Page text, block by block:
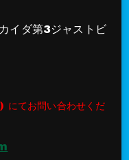
イダ第3ジャストビ
にてお問い合わせくだ